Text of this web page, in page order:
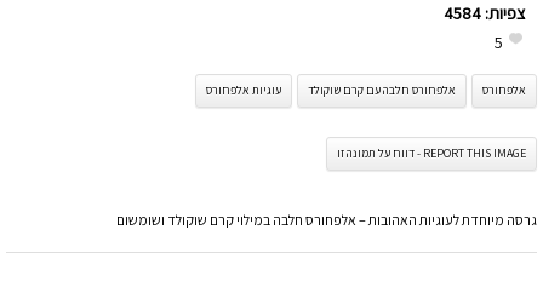
צפיות: 4584
5
אלפחורס אלפחורס חלבה עם קרם שוקולד עוגיות אלפחורס
REPORT THIS IMAGE - דווח על תמונה זו
גרסה מיוחדת לעוגיות האהובות – אלפחורס חלבה במילוי קרם שוקולד ושומשום